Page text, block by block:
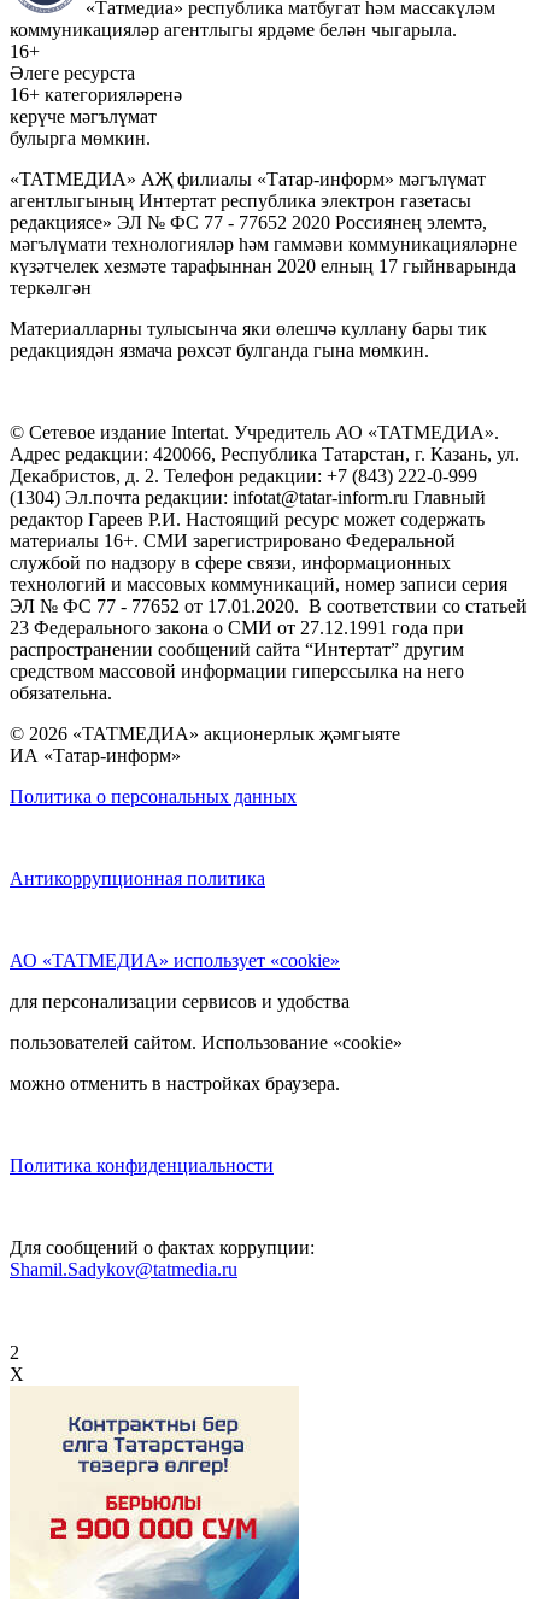
«Татмедиа» республика матбугат һәм массакүләм
коммуникацияләр агентлыгы ярдәме белән чыгарыла.
16+
Әлеге ресурста
16+ категорияләренә
керүче мәгълүмат
булырга мөмкин.
«ТАТМЕДИА» АҖ филиалы «Татар-информ» мәгълүмат
агентлыгының Интертат республика электрон газетасы
редакциясе» ЭЛ № ФС 77 - 77652 2020 Россиянең элемтә,
мәгълүмати технологияләр һәм гаммәви коммуникацияләрне
күзәтчелек хезмәте тарафыннан 2020 елның 17 гыйнварында
теркәлгән
Материалларны тулысынча яки өлешчә куллану бары тик
редакциядән язмача рөхсәт булганда гына мөмкин.
© Сетевое издание Intertat. Учредитель АО «ТАТМЕДИА».
Адрес редакции: 420066, Республика Татарстан, г. Казань, ул.
Декабристов, д. 2. Телефон редакции: +7 (843) 222-0-999
(1304) Эл.почта редакции: infotat@tatar-inform.ru Главный
редактор Гареев Р.И. Настоящий ресурс может содержать
материалы 16+. СМИ зарегистрировано Федеральной
службой по надзору в сфере связи, информационных
технологий и массовых коммуникаций, номер записи серия
ЭЛ № ФС 77 - 77652 от 17.01.2020. В соответствии со статьей
23 Федерального закона о СМИ от 27.12.1991 года при
распространении сообщений сайта “Интертат” другим
средством массовой информации гиперссылка на него
обязательна.
© 2026 «ТАТМЕДИА» акционерлык җәмгыяте
ИА «Татар-информ»
Политика о персональных данных
Антикоррупционная политика
АО «ТАТМЕДИА» использует «cookie»
для персонализации сервисов и удобства
пользователей сайтом. Использование «cookie»
можно отменить в настройках браузера.
Политика конфиденциальности
Для сообщений о фактах коррупции:
Shamil.Sadykov@tatmedia.ru
2
X